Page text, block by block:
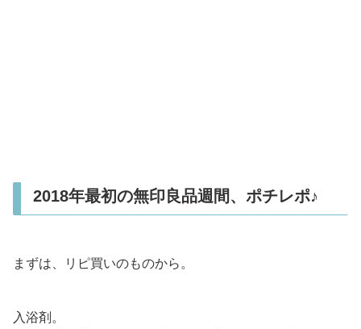
2018年最初の無印良品週間、ポチレポ♪
まずは、リピ買いのものから。
入浴剤。